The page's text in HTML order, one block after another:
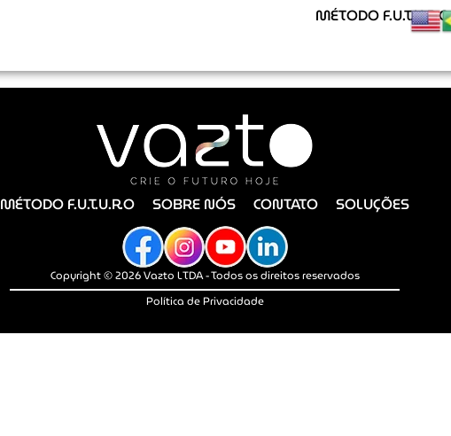
MÉTODO F.U.T.U.R.O
MÉTODO F.U.T.U.R.O SOBRE NÓS CONTATO SOLUÇÕES
Copyright © 2026 Vazto LTDA - Todos os direitos reservados
Política de Privacidade